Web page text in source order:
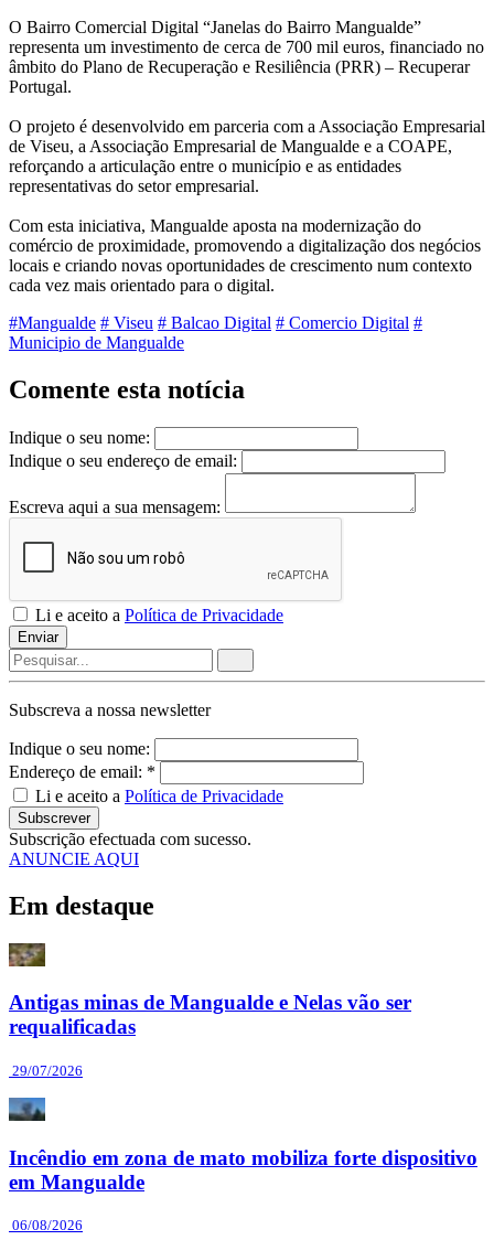
O Bairro Comercial Digital “Janelas do Bairro Mangualde”
representa um investimento de cerca de 700 mil euros, financiado no
âmbito do Plano de Recuperação e Resiliência (PRR) – Recuperar
Portugal.
O projeto é desenvolvido em parceria com a Associação Empresarial
de Viseu, a Associação Empresarial de Mangualde e a COAPE,
reforçando a articulação entre o município e as entidades
representativas do setor empresarial.
Com esta iniciativa, Mangualde aposta na modernização do
comércio de proximidade, promovendo a digitalização dos negócios
locais e criando novas oportunidades de crescimento num contexto
cada vez mais orientado para o digital.
#Mangualde # Viseu # Balcao Digital # Comercio Digital #
Municipio de Mangualde
Comente esta notícia
Indique o seu nome:
Indique o seu endereço de email:
Escreva aqui a sua mensagem:
Li e aceito a Política de Privacidade
Enviar
Subscreva a nossa newsletter
Indique o seu nome:
Endereço de email: *
Li e aceito a Política de Privacidade
Subscrever
Subscrição efectuada com sucesso.
ANUNCIE AQUI
Em destaque
Antigas minas de Mangualde e Nelas vão ser
requalificadas
29/07/2026
Incêndio em zona de mato mobiliza forte dispositivo
em Mangualde
06/08/2026